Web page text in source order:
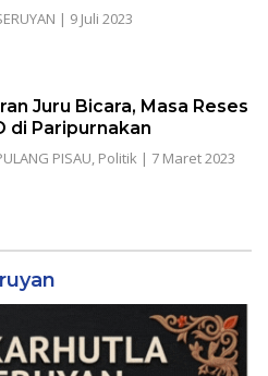
| 9 Juli 2023
Juru Bicara, Masa Reses
di Paripurnakan
PISAU, Politik | 7 Maret 2023